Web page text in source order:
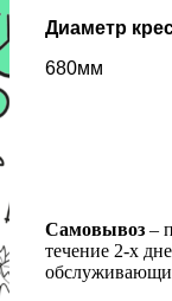
Диаметр
680мм
Самовывоз –
течение 2-х